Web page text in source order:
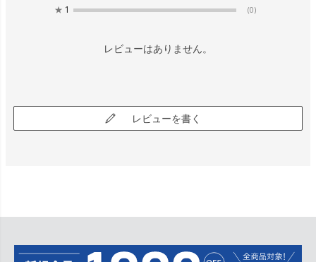
★ 1 (0)
レビューはありません。
レビューを書く